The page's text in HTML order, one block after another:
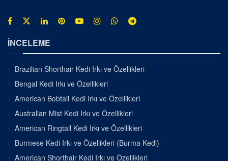
İNCELEME
Brazilian Shorthair Kedi Irkı ve Özellikleri
Bengal Kedi Irkı ve Özellikleri
American Bobtail Kedi Irkı ve Özellikleri
Australian Mist Kedi Irkı ve Özellikleri
American Ringtail Kedi Irkı ve Özellikleri
Burmese Kedi Irkı ve Özellikleri (Burma Kedi)
American Shorthair Kedi Irkı ve Özellikleri